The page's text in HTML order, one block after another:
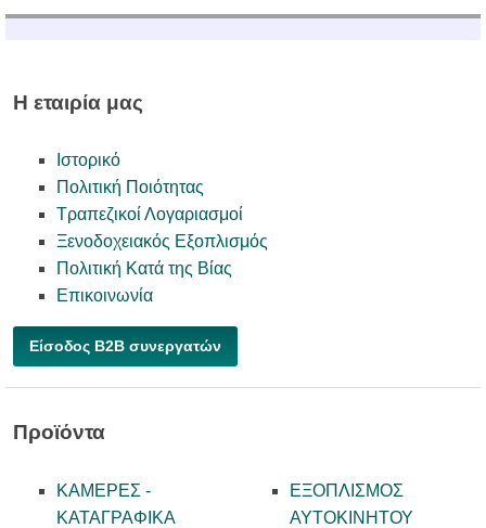
Η εταιρία μας
Ιστορικό
Πολιτική Ποιότητας
Τραπεζικοί Λογαριασμοί
Ξενοδοχειακός Εξοπλισμός
Πολιτική Κατά της Βίας
Επικοινωνία
Είσοδος B2B συνεργατών
Προϊόντα
ΚΑΜΕΡΕΣ -
KATAΓΡΑΦΙΚΑ
ΕΞΟΠΛΙΣΜΟΣ
ΑΥΤΟΚΙΝΗΤΟΥ